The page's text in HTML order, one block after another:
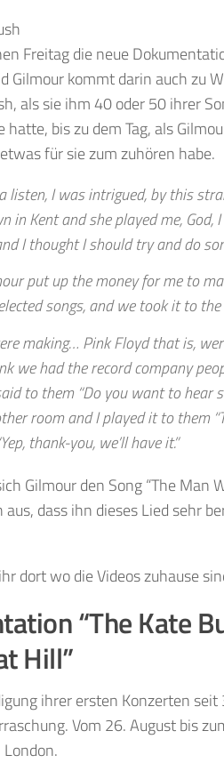
Freitag die neue
Gilmour kommt darin auch zu
als sie ihm 40 oder 50 ihrer
bis zu dem Tag, als
für sie zum zuhören habe.
listen, I was intrigued, by this
in Kent and she played me,
I thought I should try and do
put up the money for me to
songs, and we took it to
making… Pink Floyd that is,
we had the record company
to them “Do you want to hear
room and I played it to them
thank-you, we’ll have it.”
Gilmour den Song “The Man
dass ihn dieses Lied sehr
dort wo die Videos zuhause
“The Kate
Hill”
ihrerersten Konzerten seit
Vom 26. August bis
London.